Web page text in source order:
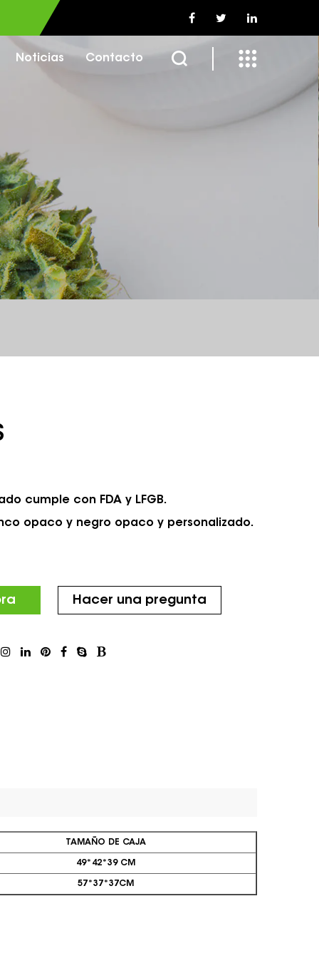
Noticias Contacto
cumple con FDA y LFGB.
opaco y negro opaco y personalizado.
Hacer una pregunta
TAMAÑO DE CAJA
49*42*39 CM
57*37*37CM